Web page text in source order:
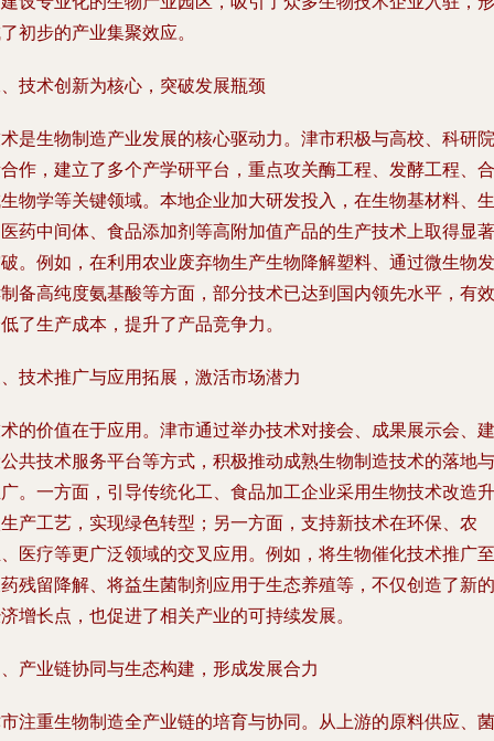
初步的产业集聚效应。
技术创新为核心，突破发展瓶颈
是生物制造产业发展的核心驱动力。津市积极与高校、科研院
作，建立了多个产学研平台，重点攻关酶工程、发酵工程、合
物学等关键领域。本地企业加大研发投入，在生物基材料、生
药中间体、食品添加剂等高附加值产品的生产技术上取得显著
。例如，在利用农业废弃物生产生物降解塑料、通过微生物发
备高纯度氨基酸等方面，部分技术已达到国内领先水平，有效
了生产成本，提升了产品竞争力。
技术推广与应用拓展，激活市场潜力
的价值在于应用。津市通过举办技术对接会、成果展示会、建
共技术服务平台等方式，积极推动成熟生物制造技术的落地与
。一方面，引导传统化工、食品加工企业采用生物技术改造升
产工艺，实现绿色转型；另一方面，支持新技术在环保、农
医疗等更广泛领域的交叉应用。例如，将生物催化技术推广至
残留降解、将益生菌制剂应用于生态养殖等，不仅创造了新的
增长点，也促进了相关产业的可持续发展。
产业链协同与生态构建，形成发展合力
注重生物制造全产业链的培育与协同。从上游的原料供应、菌